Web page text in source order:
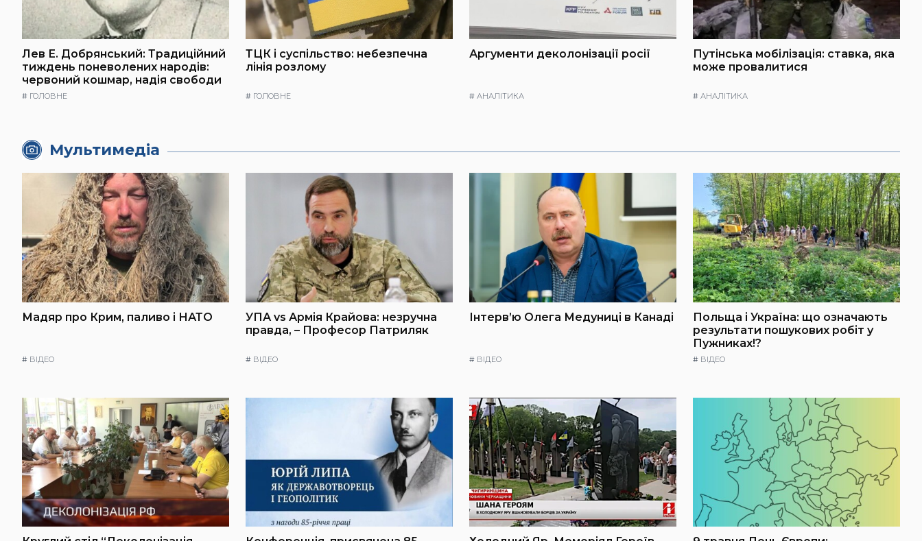
Лев Е. Добрянський: Традиційний
тиждень поневолених народів:
червоний кошмар, надія свободи
# ГОЛОВНЕ
ТЦК і суспільство: небезпечна
лінія розлому
# ГОЛОВНЕ
Аргументи деколонізації росії
# АНАЛІТИКА
Путінська мобілізація: ставка, яка
може провалитися
# АНАЛІТИКА
Мультимедіа
Мадяр про Крим, паливо і НАТО
# ВІДЕО
УПА vs Армія Крайова: незручна
правда, – Професор Патриляк
# ВІДЕО
Інтерв’ю Олега Медуниці в Канаді
# ВІДЕО
Польща і Україна: що означають
результати пошукових робіт у
Пужниках!?
# ВІДЕО